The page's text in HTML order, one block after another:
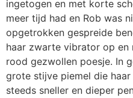
ingetogen en met korte
meer tijd had en Rob was
opgetrokken gespreide
haar zwarte vibrator op en
rood gezwollen poesje. In
grote stijve piemel die
steeds sneller en dieper